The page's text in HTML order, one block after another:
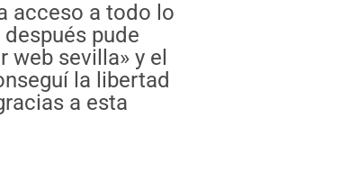
acceso a todo lo
pude
sevilla» y el
la libertad
a esta